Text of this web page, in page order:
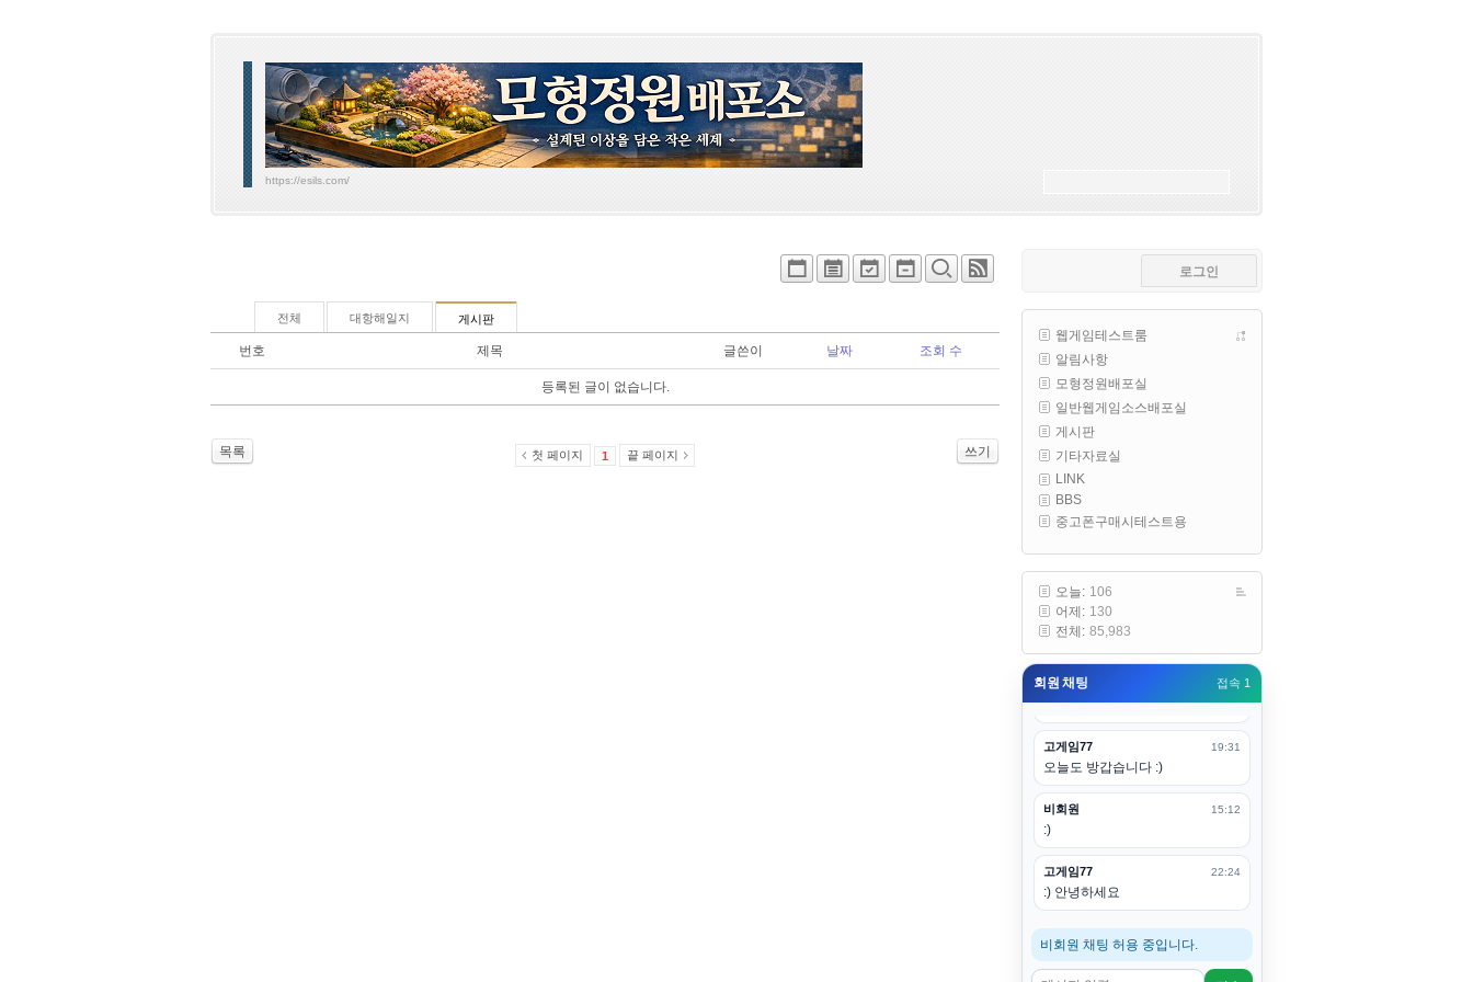
https://esils.com/
전체 대항해일지 게시판
번호 제목 글쓴이 날짜 조회 수
등록된 글이 없습니다.
목록 쓰기
첫 페이지 1 끝 페이지
로그인
웹게임테스트룸
알림사항
모형정원배포실
일반웹게임소스배포실
게시판
기타자료실
LINK
BBS
중고폰구매시테스트용
오늘: 106
어제: 130
전체: 85,983
회원 채팅 접속 1
00:19
밑에 일반웹게임이 더있었네요
esils
아 이제 2로 돌아왔군요
esils
다 펼쳐두면 너무길어서 ..
esils
모바일로 보는데도 좀 불편하더라
구요
니다. 벌써 12시가 넘었었네요
esils
어후 주무세요
고게임77 00:20
(__)수고하십시용!
고게임77 19:31
오늘도 방갑습니다 :)
비회원 15:12
:)
고게임77 22:24
:) 안녕하세요
비회원 채팅 허용 중입니다.